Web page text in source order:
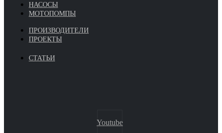
НАСОСЫ
МОТОПОМПЫ
ПРОИЗВОДИТЕЛИ
ПРОЕКТЫ
СТАТЬИ
Youtube